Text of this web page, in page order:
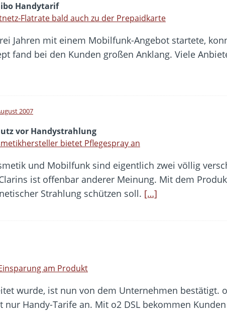
Handytarif
Flatrate bald auch zu der Prepaidkarte
Jahren mit einem Mobilfunk-Angebot startete,
fand bei den Kunden großen Anklang. Viele
2007
vor Handystrahlung
bietet Pflegespray an
und Mobilfunk sind eigentlich zwei völlig
ist offenbar anderer Meinung. Mit dem
Strahlung schützen soll. […]
am Produkt
wurde, ist nun von dem Unternehmen bestätigt.
nur Handy-Tarife an. Mit o2 DSL bekommen